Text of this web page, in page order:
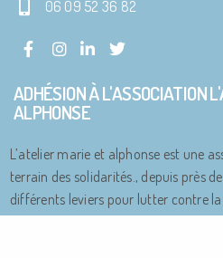
06 09 52 36 82
ADHÉSION À L'ASSOCIATION
ALPHONSE
L’atelier marie et alphonse est une
terrain des solidarités., depuis près
différents leviers pour lutter contre